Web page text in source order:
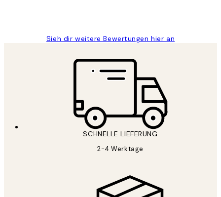
Sieh dir weitere Bewertungen hier an
SCHNELLE LIEFERUNG
2-4 Werktage